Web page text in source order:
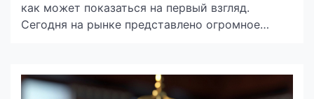
как может показаться на первый взгляд.
Сегодня на рынке представлено огромное
максимальное удовлетворение. Однако, чтобы
найти именно тот вибратор